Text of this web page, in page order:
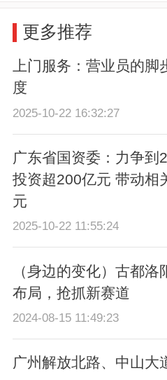
更多推荐
上门服务：营业员的
度
2025-10-22 16:32:27
广东省国资委：力争到
投资超200亿元 带动相
元
2025-10-22 11:55:24
（身边的变化）古都
布局，抢抓新赛道
2024-08-15 11:49:23
广州解放北路、中山大